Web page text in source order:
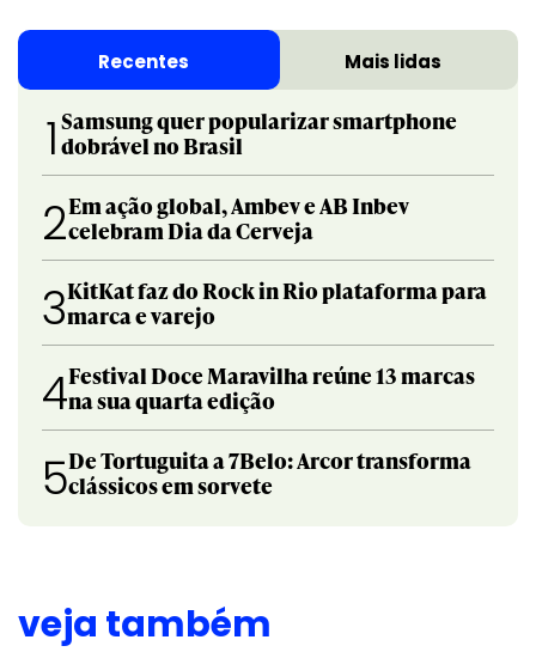
Recentes Mais lidas
1 Samsung quer popularizar smartphone
dobrável no Brasil
2Em ação global, Ambev e AB Inbev
celebram Dia da Cerveja
3KitKat faz do Rock in Rio plataforma para
marca e varejo
4Festival Doce Maravilha reúne 13 marcas
na sua quarta edição
5De Tortuguita a 7Belo: Arcor transforma
clássicos em sorvete
veja também